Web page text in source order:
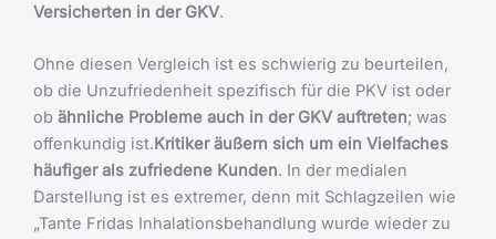
Versicherten in der GKV.
Ohne diesen Vergleich ist es schwierig zu beurteilen,
ob die Unzufriedenheit spezifisch für die PKV ist oder
ob ähnliche Probleme auch in der GKV auftreten; was
offenkundig ist.Kritiker äußern sich um ein Vielfaches
häufiger als zufriedene Kunden. In der medialen
Darstellung ist es extremer, denn mit Schlagzeilen wie
„Tante Fridas Inhalationsbehandlung wurde wieder zu